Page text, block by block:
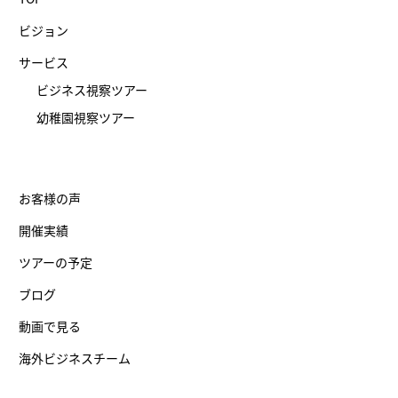
ビジョン
サービス
ビジネス視察ツアー
幼稚園視察ツアー
お客様の声
開催実績
ツアーの予定
ブログ
動画で見る
海外ビジネスチーム